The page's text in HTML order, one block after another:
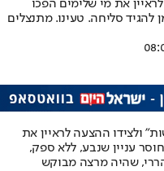
את מי שלימים הפכו
להגיד סליחה. טעינו. מתנצלים
ולצידו ההצעה לראיין את
עניין שנבע, ללא ספק,
השנה היתה 2011, וד״ר הררי, שהיה מרצה מבוקש